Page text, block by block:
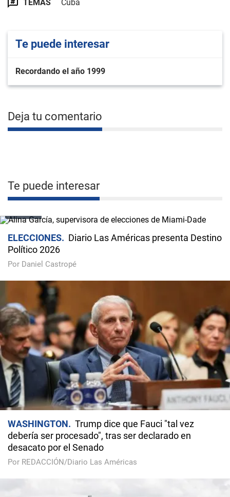
TEMAS Cuba
Te puede interesar
Recordando el año 1999
Deja tu comentario
Te puede interesar
ELECCIONES
Diario Las Américas presenta Destino
Político 2026
Por Daniel Castropé
WASHINGTON
Trump dice que Fauci "tal vez
debería ser procesado", tras ser declarado en
desacato por el Senado
Por REDACCIÓN/Diario Las Américas